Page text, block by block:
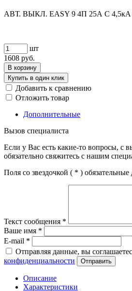
АВТ. ВЫКЛ. EASY 9 4П 25А С 4,5кА
шт
1608 руб.
В корзину
Купить в один клик
Добавить к сравнению
Отложить товар
Дополнительные
Вызов специалиста
Если у Вас есть какие-то вопросы, с
обязательно свяжитесь с нашим
Поля со звездочкой ( * ) обязательные
Текст сообщения *
Ваше имя *
E-mail *
Отправляя данные, вы
конфиденциальности
Отправить
Описание
Характеристики